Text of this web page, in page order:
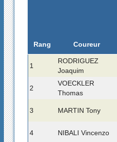
Rang Coureur
1
RODRIGUEZ
Joaquim
2
VOECKLER
Thomas
3 MARTIN Tony
4 NIBALI Vincenzo